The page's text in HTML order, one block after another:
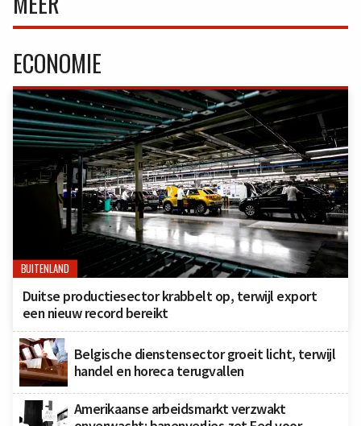
ECONOMIE
BUITENLAND
Duitse productiesector krabbelt op, terwijl export
een nieuw record bereikt
Belgische dienstensector groeit licht, terwijl
handel en horeca terugvallen
Amerikaanse arbeidsmarkt verzwakt